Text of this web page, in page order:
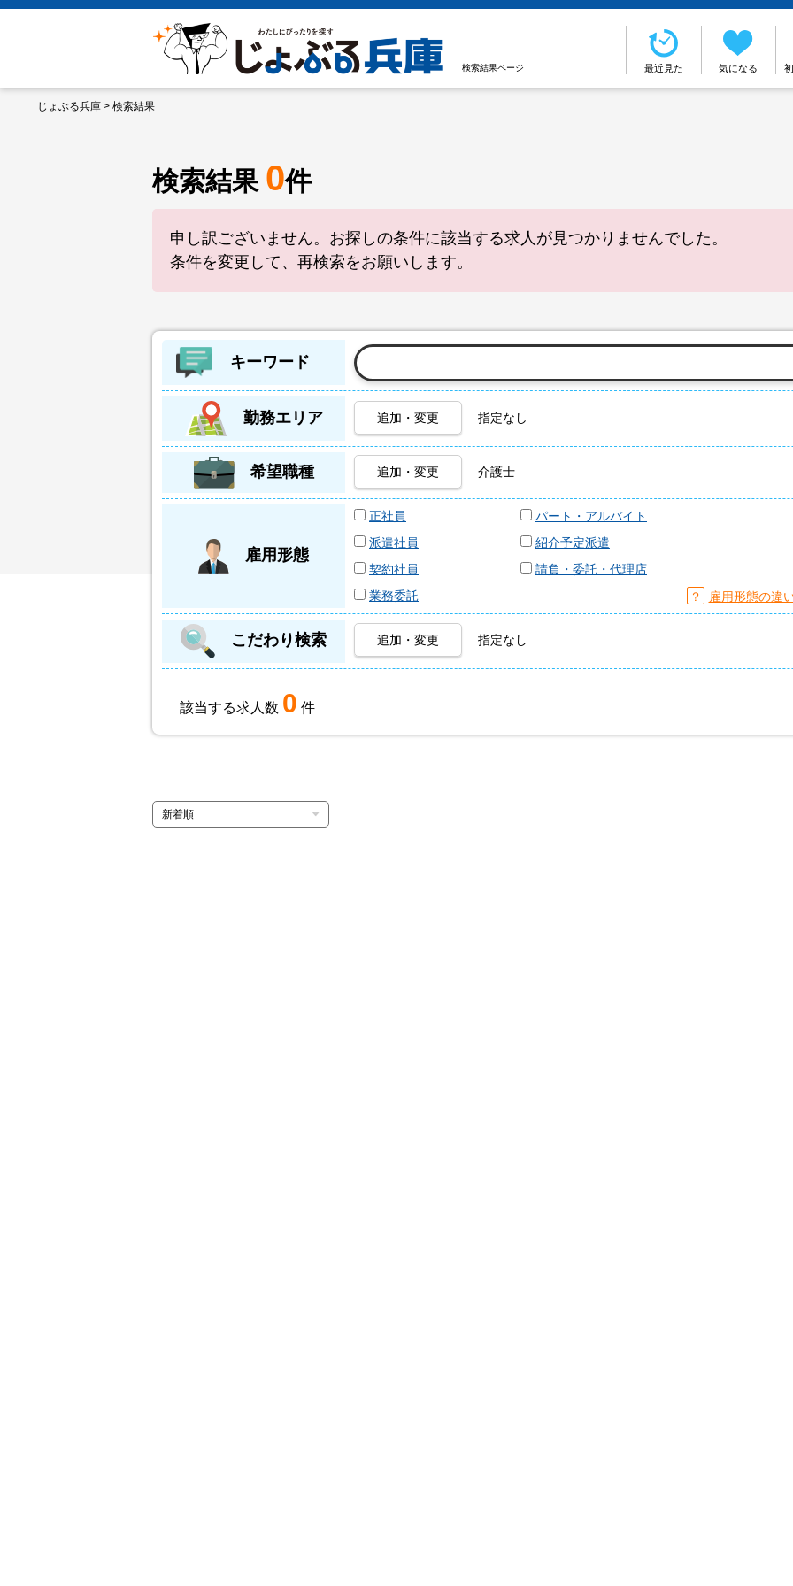
検索結果ページ 最近見た 気になる
じょぶる兵庫 > 検索結果
検索結果 0件
申し訳ございません。お探しの条件に該当する求人が見つかりませんでした。
条件を変更して、再検索をお願いします。
キーワード
勤務エリア 追加・変更 指定なし
希望職種 追加・変更 介護士
雇用形態
正社員
パート・アルバイト
派遣社員
紹介予定派遣
契約社員
請負・委託・代理店
業務委託
？ 雇用形態の違
こだわり検索 追加・変更 指定なし
該当する求人数 0 件